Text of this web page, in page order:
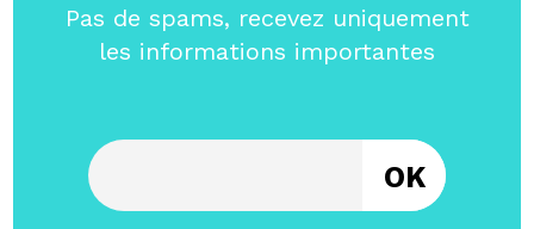
Pas de spams, recevez uniquement
les informations importantes